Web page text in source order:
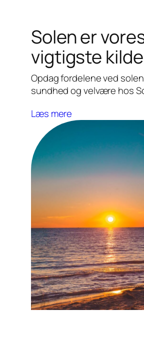
Solen er
vigtigste kilde
Opdag fordelene ved
sundhed og velvære hos
Læs mere